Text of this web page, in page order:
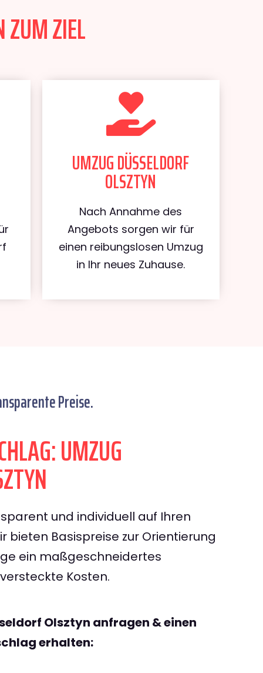
ZUM ZIEL
UMZUG DÜSSELDORF
OLSZTYN
Nach Annahme des
Angebots sorgen wir für
einen reibungslosen Umzug
in Ihr neues Zuhause.
Preise.
UMZUG
und individuell auf Ihren
bieten Basispreise zur Orientierung
ein maßgeschneidertes
Kosten.
Olsztyn anfragen & einen
erhalten: